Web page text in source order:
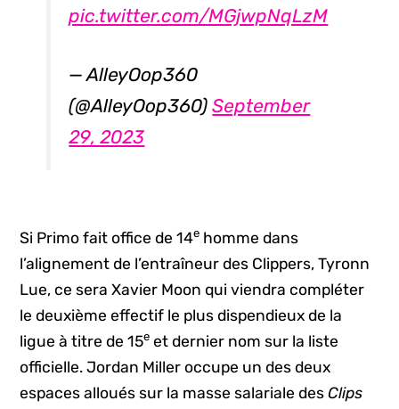
pic.twitter.com/MGjwpNqLzM
— AlleyOop360
(@AlleyOop360)September
29, 2023
Si Primo fait office de 14e homme dans
l’alignement de l’entraîneur des Clippers, Tyronn
Lue, ce sera Xavier Moon qui viendra compléter
le deuxième effectif le plus dispendieux de la
ligue à titre de 15e et dernier nom sur la liste
officielle. Jordan Miller occupe un des deux
espaces alloués sur la masse salariale desClips